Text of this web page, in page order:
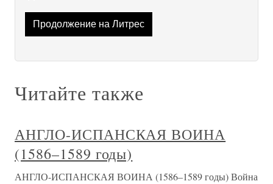
Продолжение на Литрес
Читайте также
АНГЛО-ИСПАНСКАЯ ВОИНА
(1586–1589 годы)
АНГЛО-ИСПАНСКАЯ ВОИНА (1586–1589 годы) Война